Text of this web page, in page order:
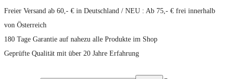
Freier Versand ab 60,- € in Deutschland / NEU : Ab 75,- € frei innerhalb
von Österreich
180 Tage Garantie auf nahezu alle Produkte im Shop
Geprüfte Qualität mit über 20 Jahre Erfahrung